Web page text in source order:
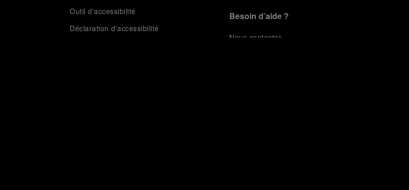
Outil d'accessibilité
Déclaration d'accessibilité
Besoin d’aide ?
Nous contacter.